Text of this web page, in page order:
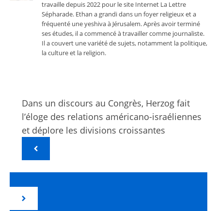
travaille depuis 2022 pour le site Internet La Lettre
Sépharade. Ethan a grandi dans un foyer religieux et a
fréquenté une yeshiva à Jérusalem. Après avoir terminé
ses études, il a commencé à travailler comme journaliste.
Il a couvert une variété de sujets, notamment la politique,
la culture et la religion.
Dans un discours au Congrès, Herzog fait
l’éloge des relations américano-israéliennes
et déplore les divisions croissantes